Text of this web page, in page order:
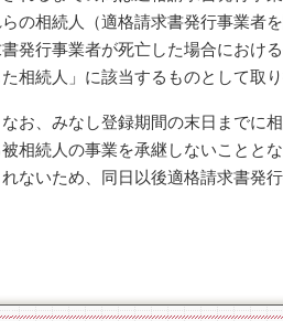
らの相続人（適格請求書発行事業者
発行事業者が死亡した場合におけ
た相続人」に該当するものとして取り
お、みなし登録期間の末日までに
被相続人の事業を承継しないことと
れないため、同日以後適格請求書発